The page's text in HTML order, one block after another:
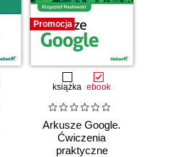
Promocja
książka ebook
Arkusze Google.
Ćwiczenia
praktyczne